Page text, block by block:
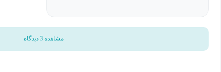
حل مشکلات رایج: رفع مشکلات رایج در هنگام کار با NPMمشاهده 3 دیدگاه